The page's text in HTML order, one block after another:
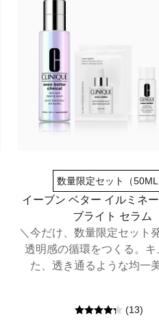
数量限定セット（50ML
イーブン ベター イルミネ
ブライト セラム
＼今だけ、数量限定セット
透明感の循環をつくる。キ
た、透き通るような均一
(13)